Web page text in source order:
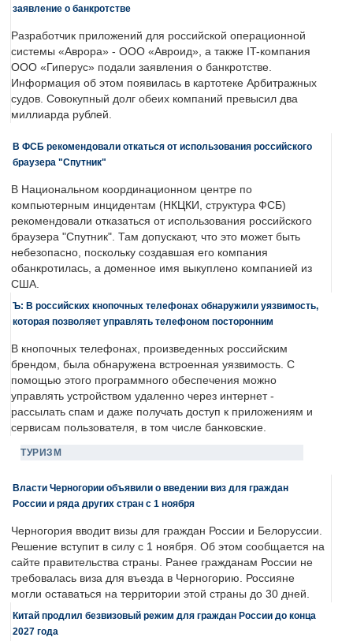
заявление о банкротстве
Разработчик приложений для российской операционной
системы «Аврора» - ООО «Авроид», а также IT-компания
ООО «Гиперус» подали заявления о банкротстве.
Информация об этом появилась в картотеке Арбитражных
судов. Совокупный долг обеих компаний превысил два
миллиарда рублей.
В ФСБ рекомендовали откаться от использования российского
браузера "Спутник"
В Национальном координационном центре по
компьютерным инцидентам (НКЦКИ, структура ФСБ)
рекомендовали отказаться от использования российского
браузера "Спутник". Там допускают, что это может быть
небезопасно, поскольку создавшая его компания
обанкротилась, а доменное имя выкуплено компанией из
США.
Ъ: В российских кнопочных телефонах обнаружили уязвимость,
которая позволяет управлять телефоном посторонним
В кнопочных телефонах, произведенных российским
брендом, была обнаружена встроенная уязвимость. С
помощью этого программного обеспечения можно
управлять устройством удаленно через интернет -
рассылать спам и даже получать доступ к приложениям и
сервисам пользователя, в том числе банковские.
ТУРИЗМ
Власти Черногории объявили о введении виз для граждан
России и ряда других стран с 1 ноября
Черногория вводит визы для граждан России и Белоруссии.
Решение вступит в силу с 1 ноября. Об этом сообщается на
сайте правительства страны. Ранее гражданам России не
требовалась виза для въезда в Черногорию. Россияне
могли оставаться на территории этой страны до 30 дней.
Китай продлил безвизовый режим для граждан России до конца
2027 года